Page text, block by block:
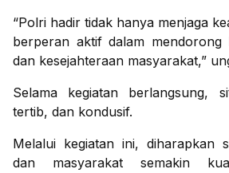
“Polri hadir tidak hanya menjaga
berperan aktif dalam mendorong
dan kesejahteraan masyarakat,”
Selama kegiatan berlangsung,
tertib, dan kondusif.
Melalui kegiatan ini, diharapkan
dan masyarakat semakin